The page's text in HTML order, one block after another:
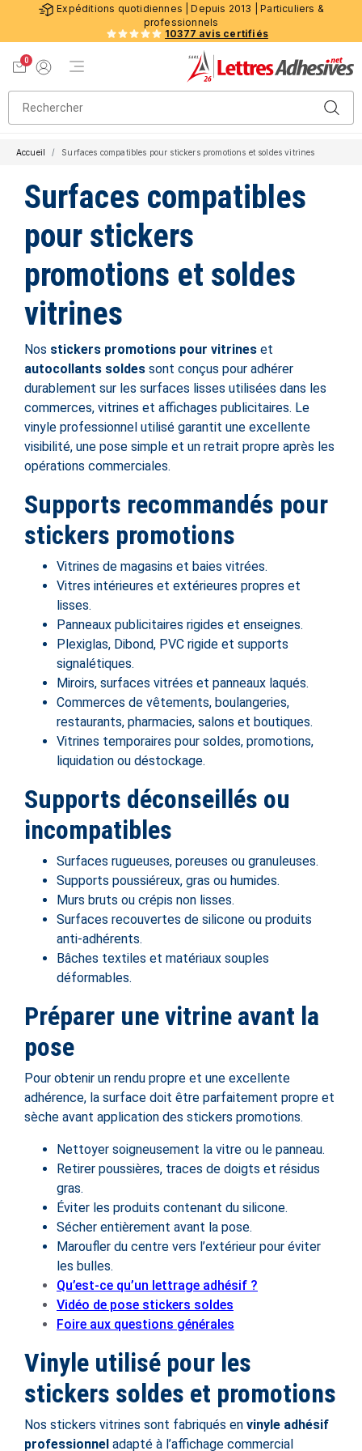
Expéditions quotidiennes | Depuis 2013 | Particuliers &
professionnels
10377 avis certifiés
0
Menu de navigation
Accueil Surfaces compatibles pour stickers promotions et soldes vitrines
Surfaces compatibles
pour stickers
promotions et soldes
vitrines
Nos stickers promotions pour vitrines et
autocollants soldes sont conçus pour adhérer
durablement sur les surfaces lisses utilisées dans les
commerces, vitrines et affichages publicitaires. Le
vinyle professionnel utilisé garantit une excellente
visibilité, une pose simple et un retrait propre après les
opérations commerciales.
Supports recommandés pour
stickers promotions
Vitrines de magasins et baies vitrées.
Vitres intérieures et extérieures propres et
lisses.
Panneaux publicitaires rigides et enseignes.
Plexiglas, Dibond, PVC rigide et supports
signalétiques.
Miroirs, surfaces vitrées et panneaux laqués.
Commerces de vêtements, boulangeries,
restaurants, pharmacies, salons et boutiques.
Vitrines temporaires pour soldes, promotions,
liquidation ou déstockage.
Supports déconseillés ou
incompatibles
Surfaces rugueuses, poreuses ou granuleuses.
Supports poussiéreux, gras ou humides.
Murs bruts ou crépis non lisses.
Surfaces recouvertes de silicone ou produits
anti-adhérents.
Bâches textiles et matériaux souples
déformables.
Préparer une vitrine avant la
pose
Pour obtenir un rendu propre et une excellente
adhérence, la surface doit être parfaitement propre et
sèche avant application des stickers promotions.
Nettoyer soigneusement la vitre ou le panneau.
Retirer poussières, traces de doigts et résidus
gras.
Éviter les produits contenant du silicone.
Sécher entièrement avant la pose.
Maroufler du centre vers l’extérieur pour éviter
les bulles.
Qu’est-ce qu’un lettrage adhésif ?
Vidéo de pose stickers soldes
Foire aux questions générales
Vinyle utilisé pour les
stickers soldes et promotions
Nos stickers vitrines sont fabriqués en vinyle adhésif
professionnel adapté à l’affichage commercial